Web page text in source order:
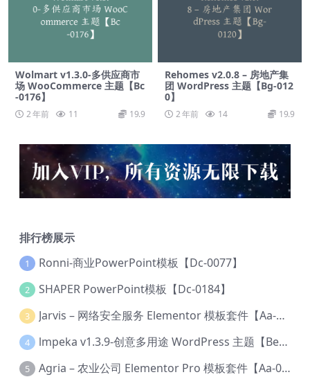
Wolmart v1.3.0-多供应商市
场 WooCommerce 主题【Bc
-0176】
2 年前 11 19.9
Rehomes v2.0.8 – 房地产集
团 WordPress 主题【Bg-012
0】
2 年前 14 19.9
排行榜展示
1 Ronni-商业PowerPoint模板【Dc-0077】
2 SHAPER PowerPoint模板【Dc-0184】
3 Jarvis – 网络安全服务 Elementor 模板套件【Aa-0035】
4 lmpeka v1.3.9-创意多用途 WordPress 主题【Be-0064】
5 Agria – 农业公司 Elementor Pro 模板套件【Aa-0003】